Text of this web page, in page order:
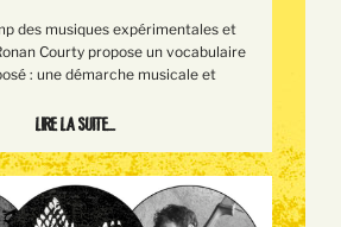
des musiques expérimentales et
Courty propose un vocabulaire
: une démarche musicale et
Lire la suite...